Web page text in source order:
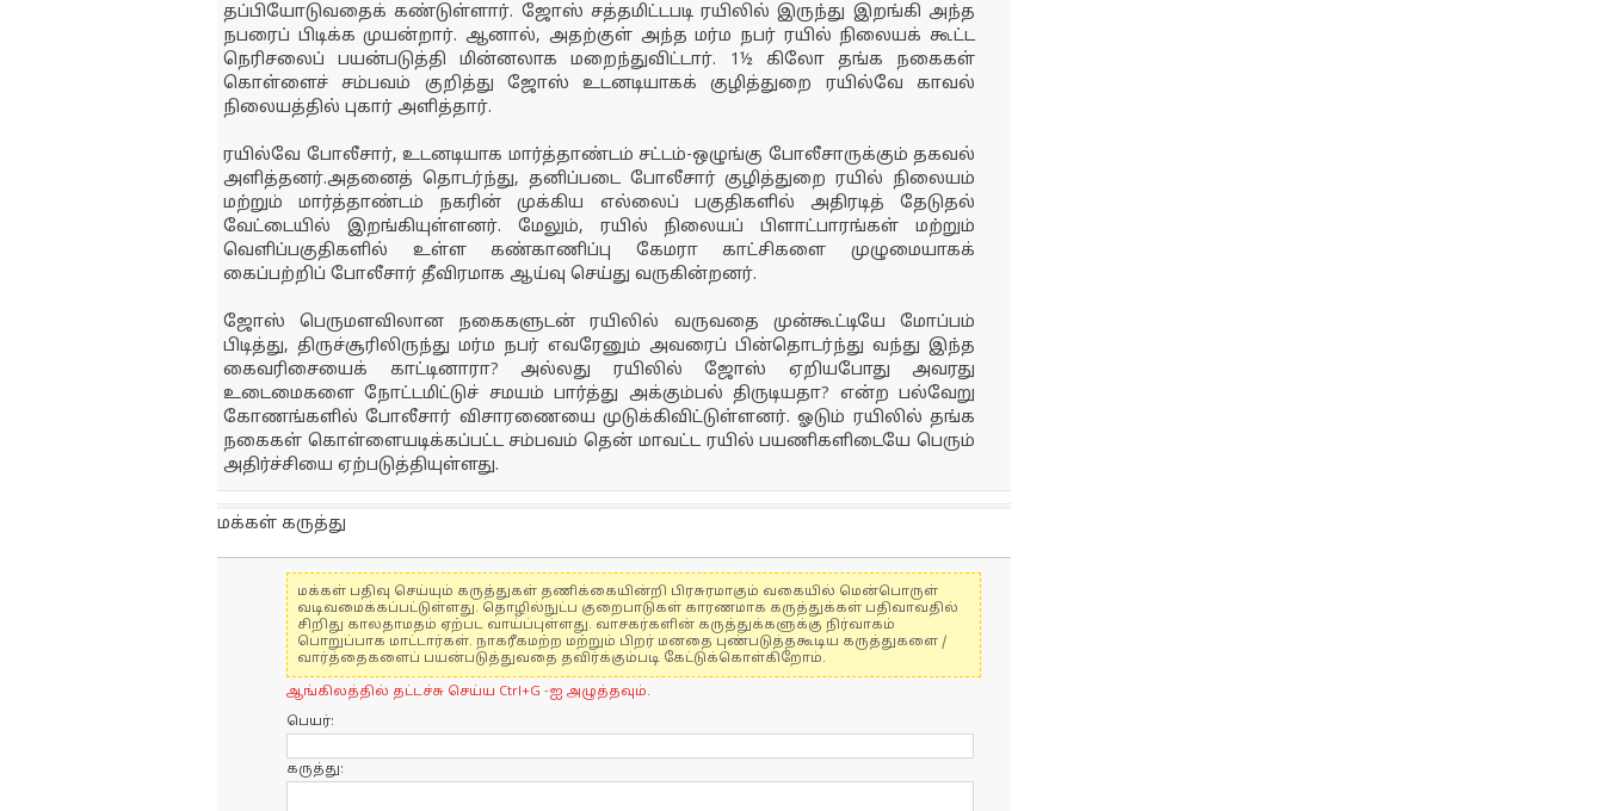
தப்பியோடுவதைக் கண்டுள்ளார். ஜோஸ் சத்தமிட்டபடி ரயிலில் இருந்து இறங்கி அந்த
நபரைப் பிடிக்க முயன்றார். ஆனால், அதற்குள் அந்த மர்ம நபர் ரயில் நிலையக் கூட்ட
நெரிசலைப் பயன்படுத்தி மின்னலாக மறைந்துவிட்டார். 1½ கிலோ தங்க நகைகள்
கொள்ளைச் சம்பவம் குறித்து ஜோஸ் உடனடியாகக் குழித்துறை ரயில்வே காவல்
நிலையத்தில் புகார் அளித்தார்.
ரயில்வே போலீசார், உடனடியாக மார்த்தாண்டம் சட்டம்-ஒழுங்கு போலீசாருக்கும் தகவல்
அளித்தனர்.அதனைத் தொடர்ந்து, தனிப்படை போலீசார் குழித்துறை ரயில் நிலையம்
மற்றும் மார்த்தாண்டம் நகரின் முக்கிய எல்லைப் பகுதிகளில் அதிரடித் தேடுதல்
வேட்டையில் இறங்கியுள்ளனர். மேலும், ரயில் நிலையப் பிளாட்பாரங்கள் மற்றும்
வெளிப்பகுதிகளில் உள்ள கண்காணிப்பு கேமரா காட்சிகளை முழுமையாகக்
கைப்பற்றிப் போலீசார் தீவிரமாக ஆய்வு செய்து வருகின்றனர்.
ஜோஸ் பெருமளவிலான நகைகளுடன் ரயிலில் வருவதை முன்கூட்டியே மோப்பம்
பிடித்து, திருச்சூரிலிருந்து மர்ம நபர் எவரேனும் அவரைப் பின்தொடர்ந்து வந்து இந்த
கைவரிசையைக் காட்டினாரா? அல்லது ரயிலில் ஜோஸ் ஏறியபோது அவரது
உடைமைகளை நோட்டமிட்டுச் சமயம் பார்த்து அக்கும்பல் திருடியதா? என்ற பல்வேறு
கோணங்களில் போலீசார் விசாரணையை முடுக்கிவிட்டுள்ளனர். ஓடும் ரயிலில் தங்க
நகைகள் கொள்ளையடிக்கப்பட்ட சம்பவம் தென் மாவட்ட ரயில் பயணிகளிடையே பெரும்
அதிர்ச்சியை ஏற்படுத்தியுள்ளது.
மக்கள் கருத்து
மக்கள் பதிவு செய்யும் கருத்துகள் தணிக்கையின்றி பிரசுரமாகும் வகையில் மென்பொருள்
வடிவமைக்கப்பட்டுள்ளது. தொழில்நுட்ப குறைபாடுகள் காரணமாக கருத்துக்கள் பதிவாவதில்
சிறிது காலதாமதம் ஏற்பட வாய்ப்புள்ளது. வாசகர்களின் கருத்துக்களுக்கு நிர்வாகம்
பொறுப்பாக மாட்டார்கள். நாகரீகமற்ற மற்றும் பிறர் மனதை புண்படுத்தகூடிய கருத்துகளை /
வார்த்தைகளைப் பயன்படுத்துவதை தவிர்க்கும்படி கேட்டுக்கொள்கிறோம்.
ஆங்கிலத்தில் தட்டச்சு செய்ய Ctrl+G -ஐ அழுத்தவும்.
பெயர்:
கருத்து: